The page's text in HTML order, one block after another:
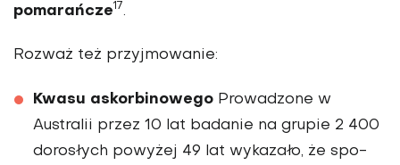
pomarańcze17.
Rozważ też przyjmowanie:
Kwasu askorbinowego Pro­wadzone w
Australii przez 10 lat badanie na grupie 2 400
dorosłych powyżej 49 lat wykazało, że spo­